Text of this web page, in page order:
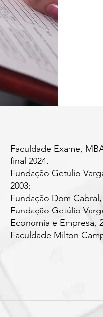
Faculdade Exame,
final 2024.
Fundação Getúlio
2003;
Fundação Dom
Fundação Getúlio
Economia e Empresa,
Faculdade Milton